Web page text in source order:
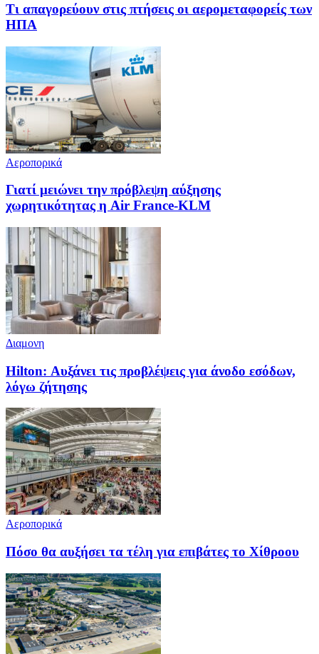
Τι απαγορεύουν στις πτήσεις οι αερομεταφορείς των
ΗΠΑ
Αεροπορικά
Γιατί μειώνει την πρόβλεψη αύξησης
χωρητικότητας η Air France-KLM
Διαμονη
Hilton: Αυξάνει τις προβλέψεις για άνοδο εσόδων,
λόγω ζήτησης
Αεροπορικά
Πόσο θα αυξήσει τα τέλη για επιβάτες το Χίθροου